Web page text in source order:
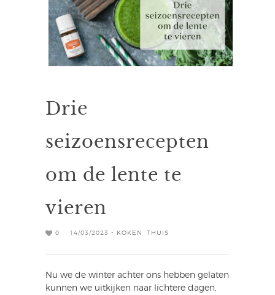
Drie
seizoensrecepten
om de lente te
vieren
0 14/03/2023 - KOKEN THUIS
Nu we de winter achter ons hebben gelaten
kunnen we uitkijken naar lichtere dagen,